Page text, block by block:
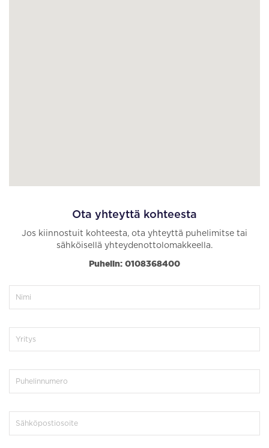
Ota yhteyttä kohteesta
Jos kiinnostuit kohteesta, ota yhteyttä puhelimitse tai
sähköisellä yhteydenottolomakkeella.
Puhelin: 0108368400